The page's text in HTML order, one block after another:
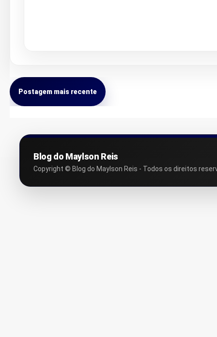
Postagem mais recente
Blog do Maylson Reis
Copyright © Blog do Maylson Reis - Todos os direitos